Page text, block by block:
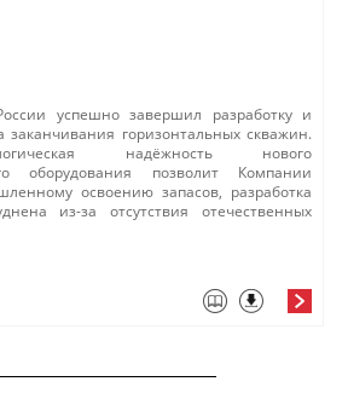
успешно завершил разработку и
заканчивания горизонтальных скважин.
надёжность нового
оборудования позволит Компании
освоению запасов, разработка
из-за отсутствия отечественных